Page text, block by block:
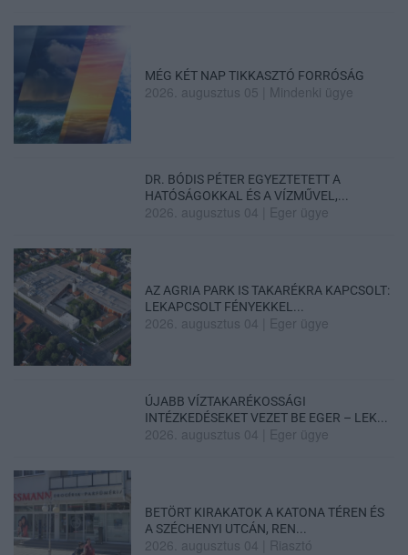
MÉG KÉT NAP TIKKASZTÓ FORRÓSÁG
2026. augusztus 05 Mindenki ügye
DR. BÓDIS PÉTER EGYEZTETETT A
HATÓSÁGOKKAL ÉS A VÍZMŰVEL,...
2026. augusztus 04 Eger ügye
AZ AGRIA PARK IS TAKARÉKRA KAPCSOLT:
LEKAPCSOLT FÉNYEKKEL...
2026. augusztus 04 Eger ügye
ÚJABB VÍZTAKARÉKOSSÁGI
INTÉZKEDÉSEKET VEZET BE EGER – LEK...
2026. augusztus 04 Eger ügye
BETÖRT KIRAKATOK A KATONA TÉREN ÉS
A SZÉCHENYI UTCÁN, REN...
2026. augusztus 04 Riasztó